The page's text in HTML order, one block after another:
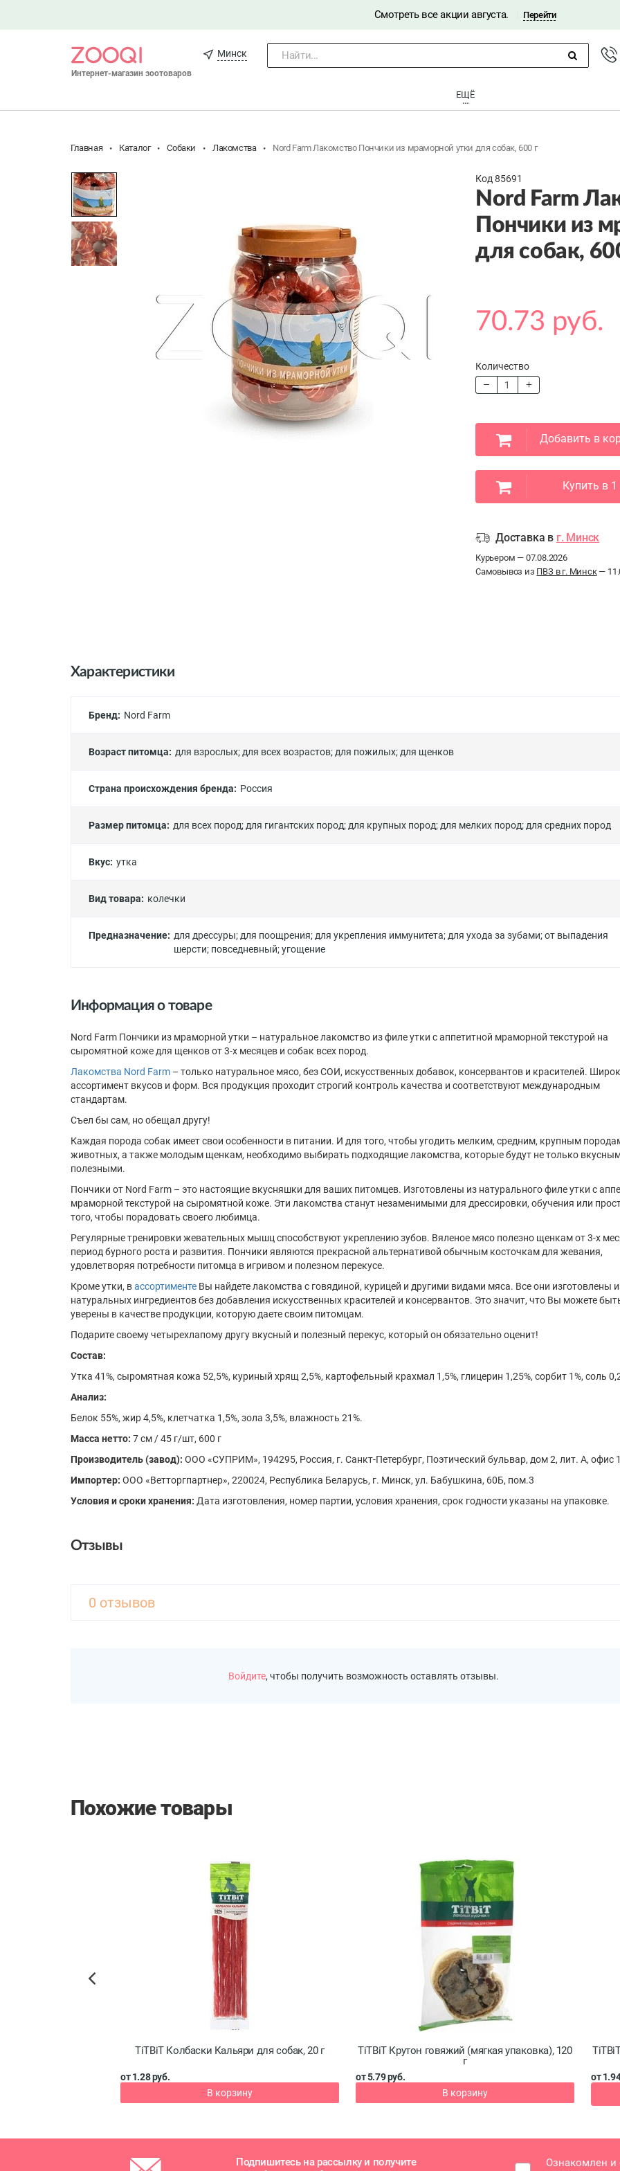
Смотреть все акции августа. Перейти
Интернет-магазин зоотоваров
Минск Найти...
ЕЩЁ
Главная Каталог Собаки Лакомства Nord Farm Лакомство Пончики из мраморной утки для собак, 600 г
Код 85691
Nord Farm
Пончики из
для собак,
70.73 руб.
Количество
Добавить в
Купить в 1
Доставка в г. Минск
Курьером — 07.08.2026
Самовывоз из ПВЗ в г. Минск—
Характеристики
Бренд: Nord Farm
Возраст питомца: для взрослых; для всех возрастов; для пожилых; для щенков
Страна происхождения бренда: Россия
Размер питомца: для всех пород; для гигантских пород; для крупных пород; для мелких пород; для средних пород
Вкус: утка
Вид товара: колечки
Предназначение: для дрессуры; для поощрения; для укрепления иммунитета; для ухода за зубами;от выпадения
шерсти; повседневный;угощение
Информация о товаре
Nord Farm Пончики из мраморной утки – натуральное лакомство из филе утки с аппетитной мраморной текстурой на
сыромятной коже для щенков от 3-х месяцев и собак всех пород.
Лакомства Nord Farm – только натуральное мясо, без СОИ, искусственных добавок, консервантов и красителей.
ассортимент вкусов и форм. Вся продукция проходит строгий контроль качества и соответствуют международным
стандартам.
Съел бы сам, но обещал другу!
Каждая порода собак имеет свои особенности в питании. И для того, чтобы угодить мелким, средним, крупным
животных, а также молодым щенкам, необходимо выбирать подходящие лакомства, которые будут не только
полезными.
Пончики от Nord Farm – это настоящие вкусняшки для ваших питомцев. Изготовлены из натурального филе утки с
мраморной текстурой на сыромятной коже. Эти лакомства станут незаменимыми для дрессировки, обучения или
того, чтобы порадовать своего любимца.
Регулярные тренировки жевательных мышц способствуют укреплению зубов. Вяленое мясо полезно щенкам от 3-х
период бурного роста и развития. Пончики являются прекрасной альтернативой обычным косточкам для жевания,
удовлетворяя потребности питомца в игривом и полезном перекусе.
Кроме утки, вассортименте Вы найдете лакомства с говядиной, курицей и другими видами мяса. Все они изготовлены
натуральных ингредиентов без добавления искусственных красителей и консервантов. Это значит, что Вы можете
уверены в качестве продукции, которую даете своим питомцам.
Подарите своему четырехлапому другу вкусный и полезный перекус, который он обязательно оценит!
Состав:
Утка 41%, сыромятная кожа 52,5%, куриный хрящ 2,5%, картофельный крахмал 1,5%, глицерин 1,25%, сорбит 1%, соль
Анализ:
Белок 55%, жир 4,5%, клетчатка 1,5%, зола 3,5%, влажность 21%.
Масса нетто: 7 см / 45 г/шт, 600 г
Производитель (завод): ООО «СУПРИМ», 194295, Россия, г. Санкт-Петербург, Поэтический бульвар, дом 2, лит. А, офис
Импортер: ООО «Ветторгпартнер», 220024, Республика Беларусь, г. Минск, ул. Бабушкина, 60Б, пом.3
Условия и сроки хранения: Дата изготовления, номер партии, условия хранения, срок годности указаны на упаковке.
Отзывы
0 отзывов
Войдите, чтобы получить возможность оставлять отзывы.
Похожие товары
TiTBiT Колбаски Кальяри для собак, 20 г
от 1.28 руб.
В корзину
TiTBiT Крутон говяжий (мягкая упаковка), 120
г
от 5.79 руб.
В корзину
от
Подпишитесь на рассылку и получите Ознакомлен и